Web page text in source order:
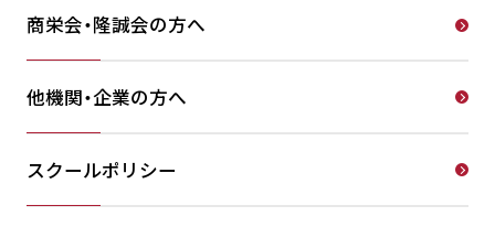
商栄会・隆誠会の方へ
他機関・企業の方へ
スクールポリシー